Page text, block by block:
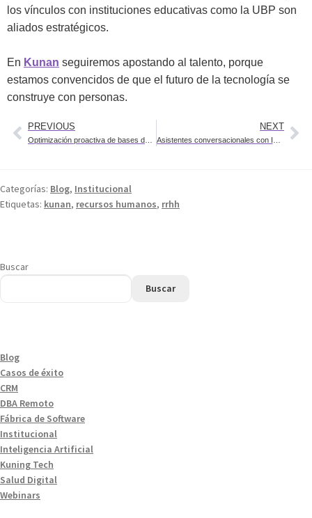
los vínculos con instituciones educativas como la UBP son
aliados estratégicos.
En Kunan seguiremos apostando al talento, porque
estamos convencidos de que el futuro de la tecnología se
construye con personas.
PREVIOUS
Optimización proactiva de bases de datos: el valor diferencial del DBA Remoto
NEXT
Asistentes conversacionales con IA generativa para empresas
Categorías: Blog, Institucional
Etiquetas: kunan, recursos humanos, rrhh
Buscar
Buscar
Blog
Casos de éxito
CRM
DBA Remoto
Fábrica de Software
Institucional
Inteligencia Artificial
Kuning Tech
Salud Digital
Webinars